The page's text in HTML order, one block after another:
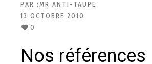
PAR :MR ANTI-TAUPE
13 OCTOBRE 2010
0
Nos références